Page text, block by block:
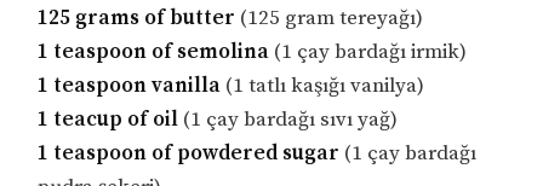
125 grams of butter (125 gram tereyağı)
1 teaspoon of semolina (1 çay bardağı irmik)
1 teaspoon vanilla (1 tatlı kaşığı vanilya)
1 teacup of oil (1 çay bardağı sıvı yağ)
1 teaspoon of powdered sugar (1 çay bardağı